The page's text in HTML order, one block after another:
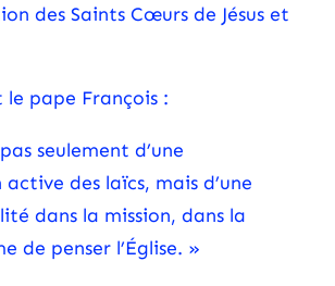
des Saints Cœurs de Jésus et
pape François :
seulement d’une
des laïcs, mais d’une
dans la mission, dans la
de penser l’Église. »